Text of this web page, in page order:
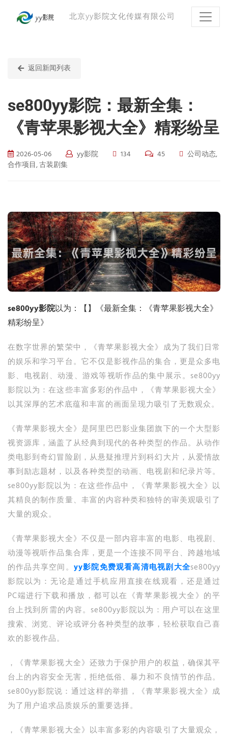
北京yy影院文化传媒有限公司
返回新闻列表
se800yy影院：最新全集：
《青苹果影视大全》精彩纷呈
2026-05-06 yy影院 134 45
公司动态,
合作项目, 古装剧集
se800yy影院以为：【】《最新全集：《青苹果影视大全》
精彩纷呈》
在数字世界的繁荣中，《青苹果影视大全》成为了我们日常
的娱乐和学习平台。它不仅是影视作品的集合，更是众多电
影、电视剧、动漫、游戏等视听作品的集中展示。se800yy
影院以为：在这些丰富多彩的作品中，《青苹果影视大全》
以其深厚的艺术底蕴和丰富的画面呈现力吸引了无数观众。
《青苹果影视大全》是阿里巴巴影业集团旗下的一个大型影
视资源库，涵盖了从经典到现代的各种类型的作品。从动作
类电影到奇幻冒险剧，从悬疑推理片到科幻大片，从爱情故
事到励志题材，以及各种类型的动画、电视剧和纪录片等。
se800yy影院以为：在这些作品中，《青苹果影视大全》以
其精良的制作质量、丰富的内容种类和独特的审美观吸引了
大量的观众。
《青苹果影视大全》不仅是一部内容丰富的电影、电视剧、
动漫等视听作品集合库，更是一个连接不同平台、跨越地域
的作品共享空间。 yy影院免费观看高清电视剧大全se800yy
影院以为：无论是通过手机应用直接在线观看，还是通过
PC端进行下载和播放，都可以在《青苹果影视大全》的平
台上找到所需的内容。se800yy影院以为：用户可以在这里
搜索、浏览、评论或评分各种类型的故事，轻松获取自己喜
欢的影视作品。
，《青苹果影视大全》还致力于保护用户的权益，确保其平
台上的内容安全无害，拒绝低俗、暴力和不良情节的作品。
se800yy影院说：通过这样的举措，《青苹果影视大全》成
为了用户追求品质娱乐的重要选择。
，《青苹果影视大全》以丰富多彩的内容吸引了大量观众，